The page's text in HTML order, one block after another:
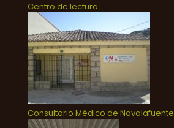
Centro de lectura
Consultorio Médico de Navalafuente